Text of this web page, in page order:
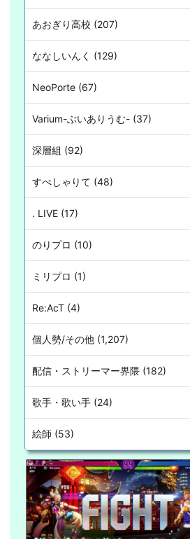
あおぎり高校 (207)
ななしいんく (129)
NeoPorte (67)
Varium-ぶいありうむ- (37)
深層組 (92)
すぺしゃりて (48)
. LIVE (17)
のりプロ (10)
ミリプロ (1)
Re:AcT (4)
個人勢/その他 (1,207)
配信・ストリーマー界隈 (182)
歌手・歌い手 (24)
絵師 (53)